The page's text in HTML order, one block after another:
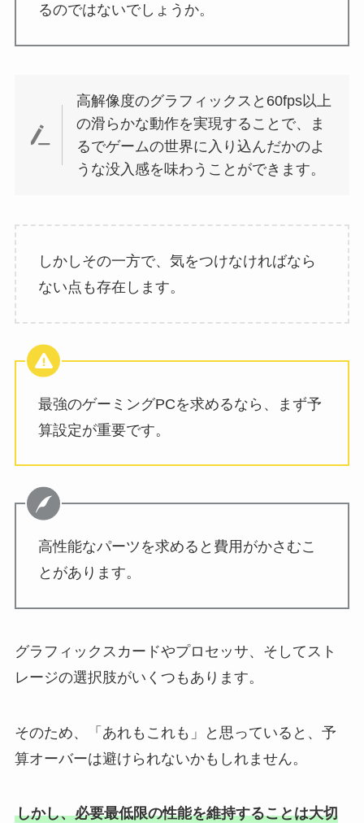
るのではないでしょうか。
高解像度のグラフィックスと60fps以上
の滑らかな動作を実現することで、ま
るでゲームの世界に入り込んだかのよ
うな没入感を味わうことができます。
しかしその一方で、気をつけなければなら
ない点も存在します。
最強のゲーミングPCを求めるなら、まず予
算設定が重要です。
高性能なパーツを求めると費用がかさむこ
とがあります。
グラフィックスカードやプロセッサ、そしてスト
レージの選択肢がいくつもあります。
そのため、「あれもこれも」と思っていると、予
算オーバーは避けられないかもしれません。
しかし、必要最低限の性能を維持することは大切